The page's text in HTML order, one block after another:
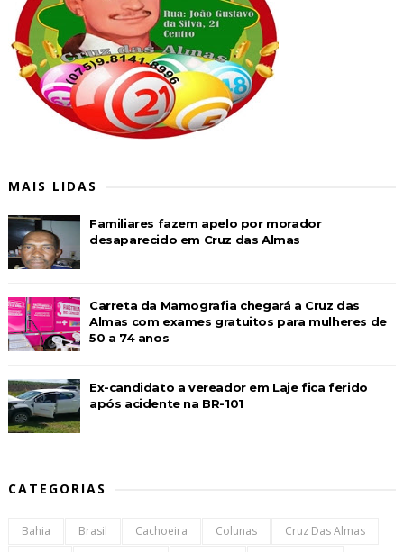
MAIS LIDAS
Familiares fazem apelo por morador
desaparecido em Cruz das Almas
Carreta da Mamografia chegará a Cruz das
Almas com exames gratuitos para mulheres de
50 a 74 anos
Ex-candidato a vereador em Laje fica ferido
após acidente na BR-101
CATEGORIAS
Bahia Brasil Cachoeira Colunas
Cruz Das Almas